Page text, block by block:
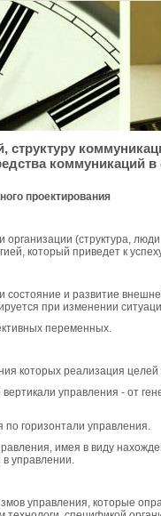
коммуникаций в
проектирования
(структура,
который приведет к
состояние и развитие
при изменении
переменных.
которых реализация
управления - от
горизонтали управления.
имея в виду
управлении.
управления, которые